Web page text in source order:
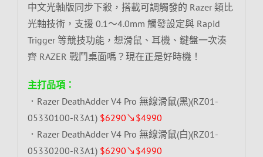
中文光軸版同步下殺，搭載可調觸發的 Razer 類比
光軸技術，支援 0.1～4.0mm 觸發設定與 Rapid
Trigger 等競技功能，想滑鼠、耳機、鍵盤一次湊
齊 RAZER 戰鬥桌面嗎？現在正是好時機！
主打品項：
．Razer DeathAdder V4 Pro 無線滑鼠(黑)(RZ01-
05330100-R3A1) $6290↘$4990
．Razer DeathAdder V4 Pro 無線滑鼠(白)(RZ01-
05330200-R3A1) $6290↘$4990